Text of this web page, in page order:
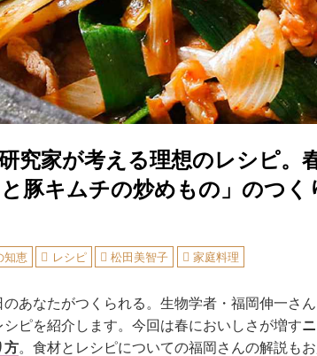
究家が考える理想のレシピ。
豚キムチの炒めもの」のつく
知恵 レシピ 松田美智子 家庭料理
あなたがつくられる。生物学者・福岡伸一さ
ピを紹介します。今回は春においしさが増す
方。食材とレシピについての福岡さんの解説もお